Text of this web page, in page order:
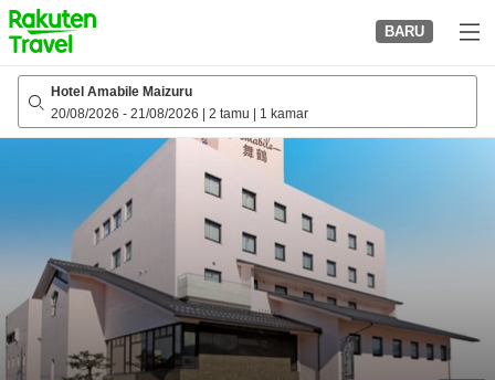
to
top
page
BARU
Hotel Amabile Maizuru
20/08/2026 - 21/08/2026 2 tamu 1 kamar